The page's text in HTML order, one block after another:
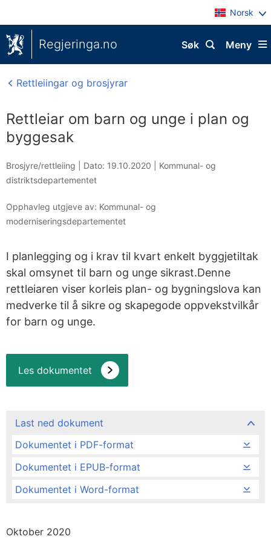
Norsk
Regjeringa.no Meny
Søk
Rettleiingar og brosjyrar
Rettleiar om barn og unge i plan og
byggesak
Brosjyre/rettleiing | Dato: 19.10.2020
Kommunal- og
distriktsdepartementet
Opphavleg utgjeve av: Kommunal- og
moderniseringsdepartementet
I planlegging og i krav til kvart enkelt byggjetiltak
skal omsynet til barn og unge sikrast.Denne
rettleiaren viser korleis plan- og bygningslova kan
medverke til å sikre og skapegode oppvekstvilkår
for barn og unge.
Les dokumentet
Last ned dokument
Dokumentet i PDF-format
Dokumentet i EPUB-format
Dokumentet i Word-format
Oktober 2020